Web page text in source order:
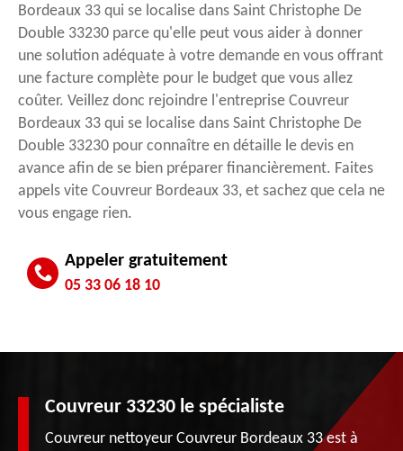
Bordeaux 33 qui se localise dans Saint Christophe De
Double 33230 parce qu'elle peut vous aider à donner
une solution adéquate à votre demande en vous offrant
une facture complète pour le budget que vous allez
coûter. Veillez donc rejoindre l'entreprise Couvreur
Bordeaux 33 qui se localise dans Saint Christophe De
Double 33230 pour connaître en détaille le devis en
avance afin de se bien préparer financièrement. Faites
appels vite Couvreur Bordeaux 33, et sachez que cela ne
vous engage rien.
Appeler gratuitement
05 33 06 18 10
Couvreur 33230 le spécialiste
Couvreur nettoyeur Couvreur Bordeaux 33 est à